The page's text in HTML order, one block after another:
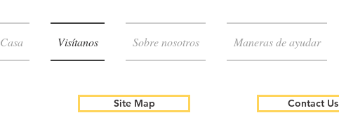
Casa Visítanos Sobre nosotros Maneras de ayudar
Site Map Contact Us